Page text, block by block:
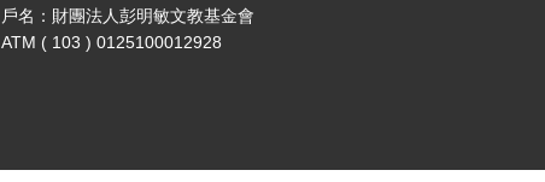
戶名：財團法人彭明敏文教基金會
ATM ( 103 ) 0125100012928